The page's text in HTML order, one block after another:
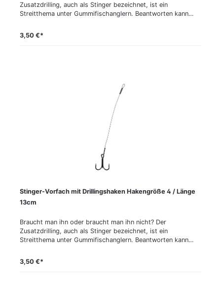
Zusatzdrilling, auch als Stinger bezeichnet, ist ein
Streitthema unter Gummifischanglern. Beantworten kann
Köder tatsächlich mit dem Extra-Greifer ausstattet. Unsere
Experten tun das meistens und haben selbst bei einer
des Stinger. Unsere Seika-Stinger sind in Länge und
Hakengröße optimal auf bestimmte Ködergrößen
abgestimmt. Es wird nur weicher 49-fädiger Stahl
verwendet, der die Köderaktion nicht beeinträchtigt. Als
Haken kommen superscharfe BKK-Drillinge zum Einsatz.
Seika Pro Stinger-Vorfach mit Drillingshaken Zusatzdrillinge
für eine bessere Bissausbeute beim Angeln mit
3,50 €*
Stinger-Vorfach mit Drillingshaken Hakengröße 4 / Länge
13cm
Braucht man ihn oder braucht man ihn nicht? Der
Zusatzdrilling, auch als Stinger bezeichnet, ist ein
Streitthema unter Gummifischanglern. Beantworten kann
Köder tatsächlich mit dem Extra-Greifer ausstattet. Unsere
Experten tun das meistens und haben selbst bei einer
3,50 €*